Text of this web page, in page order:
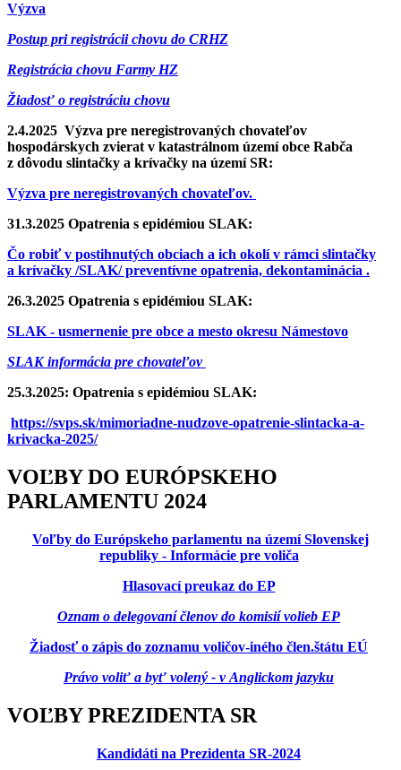
Výzva
Postup pri registrácii chovu do CRHZ
Registrácia chovu Farmy HZ
Žiadosť o registráciu chovu
2.4.2025 Výzva pre neregistrovaných chovateľov
hospodárskych zvierat v katastrálnom území obce Rabča
z dôvodu slintačky a krívačky na území SR:
Výzva pre neregistrovaných chovateľov.
31.3.2025 Opatrenia s epidémiou SLAK:
Čo robiť v postihnutých obciach a ich okolí v rámci slintačky
a krívačky /SLAK/ preventívne opatrenia, dekontaminácia .
26.3.2025 Opatrenia s epidémiou SLAK:
SLAK - usmernenie pre obce a mesto okresu Námestovo
SLAK informácia pre chovateľov
25.3.2025: Opatrenia s epidémiou SLAK:
https://svps.sk/mimoriadne-nudzove-opatrenie-slintacka-a-
krivacka-2025/
VOĽBY DO EURÓPSKEHO
PARLAMENTU 2024
Voľby do Európskeho parlamentu na území Slovenskej
republiky - Informácie pre voliča
Hlasovací preukaz do EP
Oznam o delegovaní členov do komisií volieb EP
Žiadosť o zápis do zoznamu voličov-iného člen.štátu EÚ
Právo voliť a byť volený - v Anglickom jazyku
VOĽBY PREZIDENTA SR
Kandidáti na Prezidenta SR-2024